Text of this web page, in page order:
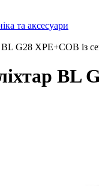
та аксесуари
G28 XPE+COB із
BL